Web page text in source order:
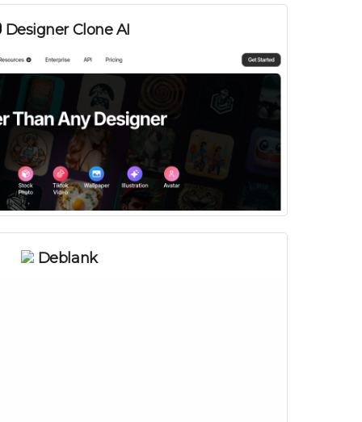
Designer Clone AI
Deblank